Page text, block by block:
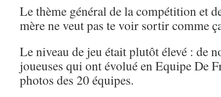
Le thème général de la compétition et
mère ne veut pas te voir sortir comme
Le niveau de jeu était plutôt élevé : de
joueuses qui ont évolué en Equipe De
photos des 20 équipes.